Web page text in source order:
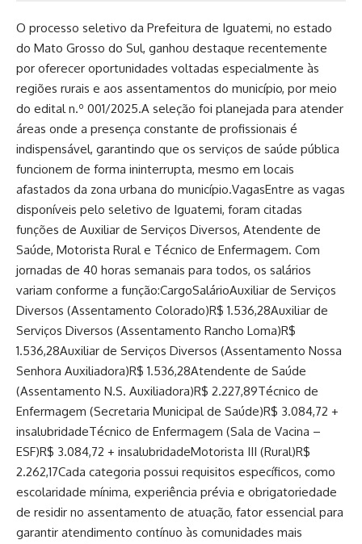
O processo seletivo da Prefeitura de Iguatemi, no estado
do Mato Grosso do Sul, ganhou destaque recentemente
por oferecer oportunidades voltadas especialmente às
regiões rurais e aos assentamentos do município, por meio
do edital n.º 001/2025.A seleção foi planejada para atender
áreas onde a presença constante de profissionais é
indispensável, garantindo que os serviços de saúde pública
funcionem de forma ininterrupta, mesmo em locais
afastados da zona urbana do município.VagasEntre as vagas
disponíveis pelo seletivo de Iguatemi, foram citadas
funções de Auxiliar de Serviços Diversos, Atendente de
Saúde, Motorista Rural e Técnico de Enfermagem. Com
jornadas de 40 horas semanais para todos, os salários
variam conforme a função:CargoSalárioAuxiliar de Serviços
Diversos (Assentamento Colorado)R$ 1.536,28Auxiliar de
Serviços Diversos (Assentamento Rancho Loma)R$
1.536,28Auxiliar de Serviços Diversos (Assentamento Nossa
Senhora Auxiliadora)R$ 1.536,28Atendente de Saúde
(Assentamento N.S. Auxiliadora)R$ 2.227,89Técnico de
Enfermagem (Secretaria Municipal de Saúde)R$ 3.084,72 +
insalubridadeTécnico de Enfermagem (Sala de Vacina –
ESF)R$ 3.084,72 + insalubridadeMotorista III (Rural)R$
2.262,17Cada categoria possui requisitos específicos, como
escolaridade mínima, experiência prévia e obrigatoriedade
de residir no assentamento de atuação, fator essencial para
garantir atendimento contínuo às comunidades mais